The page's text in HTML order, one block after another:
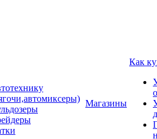
Магазины
Как